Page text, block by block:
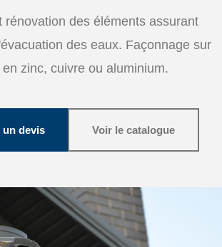
rénovation des éléments assurant
des eaux. Façonnage sur
zinc, cuivre ou aluminium.
un devis Voir le catalogue